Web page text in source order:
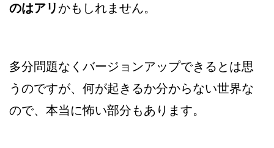
のはアリ かもしれません。
多分問題なくバージョンアップできるとは思
うのですが、何が起きるか分からない世界な
ので、本当に怖い部分もあります。